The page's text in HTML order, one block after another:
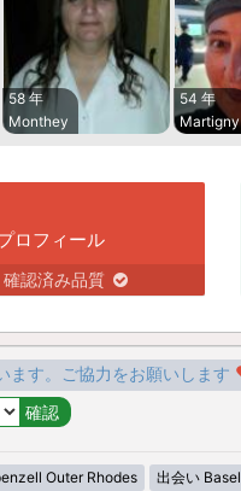
58 年
Monthey
54 年
Martigny
ロフィール
確認済み品質
ます。ご協力をお願いします
Outer Rhodes 出会い Basel